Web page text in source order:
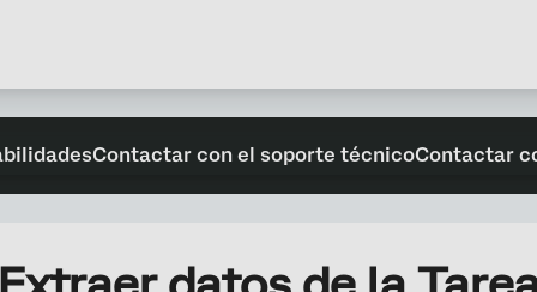
Contactar con el soporte técnicoContactar